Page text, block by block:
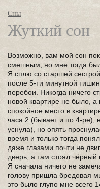
Сны
Жуткий сон
Возможно, вам мой сон
смешным, но мне тогда
Я сплю со старшей
после 5-ти минутной
перебои. Никогда ничего
новой квартире не было,
спокойное место в
часа 2 (бывает и по 4-ре),
уснула), но опять
время и только тогда
даже глазами почти не
дверь, а там стоял чёрный
Я сначала ничего не
голову пришла бредовая
это было глупо мне всего